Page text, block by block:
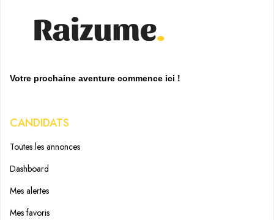
Votre prochaine aventure commence ici !
CANDIDATS
Toutes les annonces
Dashboard
Mes alertes
Mes favoris